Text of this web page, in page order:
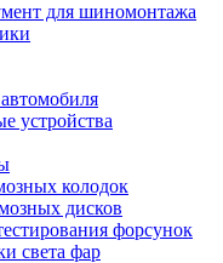
для шиномонтажа
устройства
колодок
дисков
форсунок
света фар